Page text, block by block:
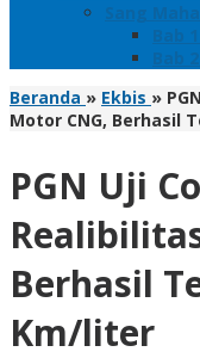
Sang
Bab
Bab
Beranda » Ekbis »
Motor CNG, Berhasil
PGN Uji
Berhasil
Km/liter